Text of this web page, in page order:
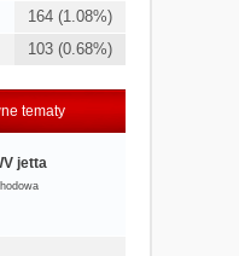
164 (1.08%)
103 (0.68%)
tematy
jetta